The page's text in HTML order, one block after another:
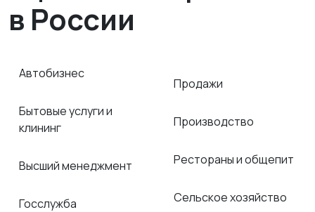
в России
Автобизнес
Бытовые услуги и
клининг
Высший менеджмент
Госслужба
Продажи
Производство
Рестораны и общепит
Сельское хозяйство